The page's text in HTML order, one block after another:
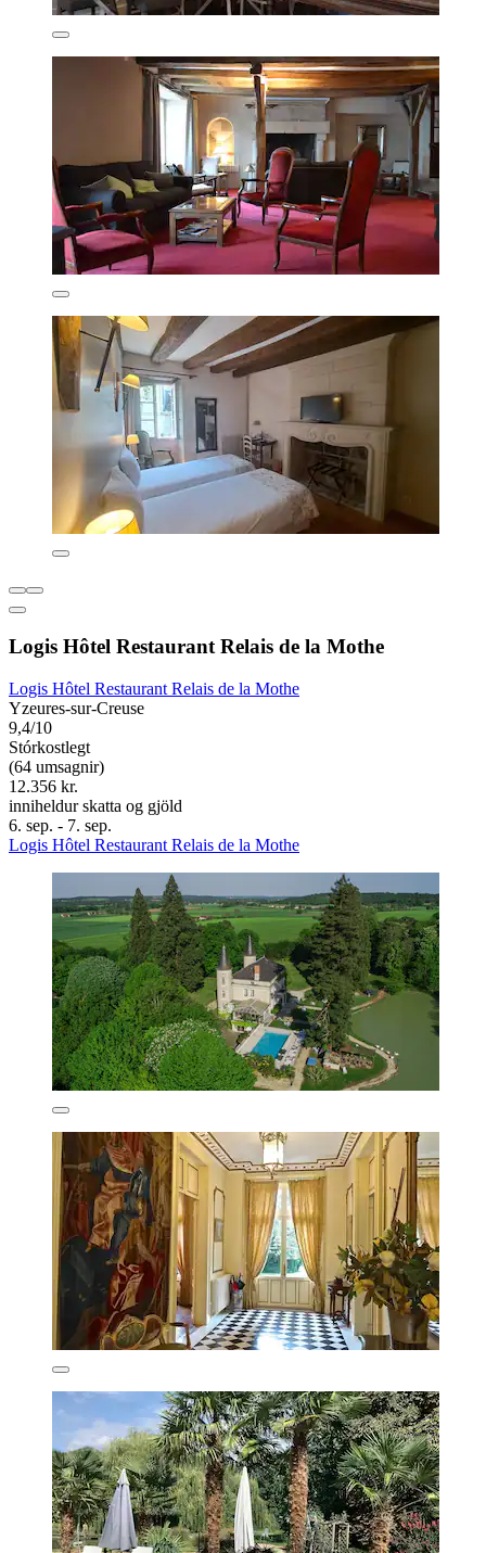
Logis Hôtel Restaurant Relais de la Mothe
Logis Hôtel Restaurant Relais de la Mothe
Yzeures-sur-Creuse
9,4/10
Stórkostlegt
(64 umsagnir)
12.356 kr.
inniheldur skatta og gjöld
6. sep. - 7. sep.
Logis Hôtel Restaurant Relais de la Mothe